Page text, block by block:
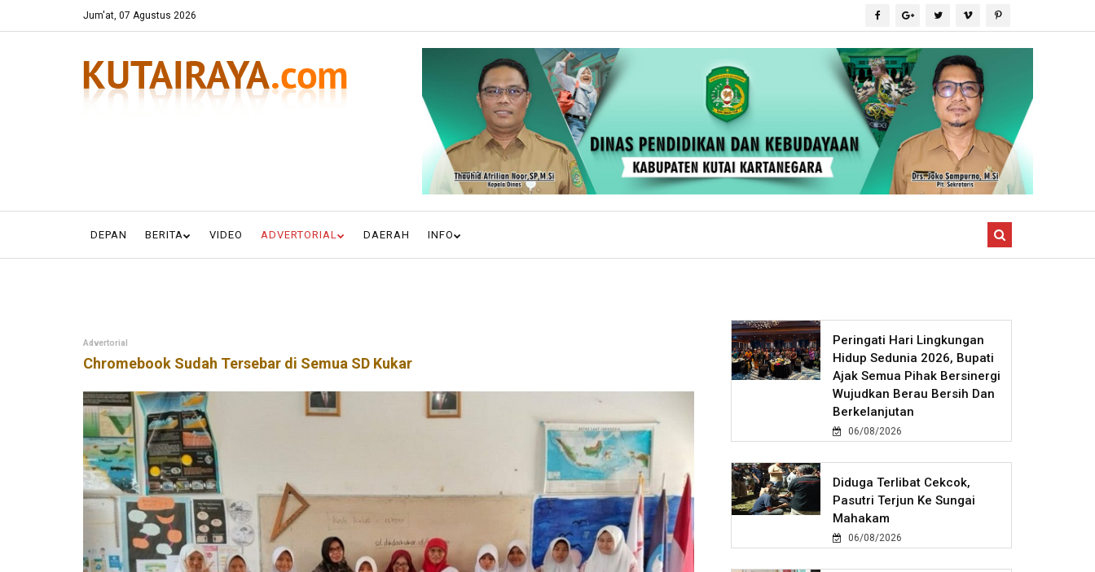
Jum'at, 07 Agustus 2026
DEPAN BERITA VIDEO ADVERTORIAL DAERAH INFO
Advertorial
Chromebook Sudah Tersebar di Semua SD Kukar
Peringati Hari Lingkungan
Hidup Sedunia 2026, Bupati
Ajak Semua Pihak Bersinergi
Wujudkan Berau Bersih Dan
Berkelanjutan
06/08/2026
Diduga Terlibat Cekcok,
Pasutri Terjun Ke Sungai
Mahakam
06/08/2026